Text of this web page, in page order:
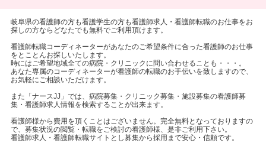
岐阜県の看護師の方も看護学生の方も看護師求人・看護師転職のお仕事をお
探しの方ならどなたでも無料でご利用頂けます。
看護師転職コーディネーターがあなたのご希望条件に合った看護師のお仕事
をとことんお探しいたします。
時にはご希望地域全ての病院・クリニックに問い合わせることも・・・。
あなた専属のコーディネーターが看護師の転職のお手伝いを致しますので、
お気軽にご相談いただけます。
また「ナースJJ」では、病院募集・クリニック募集・施設募集の看護師募
集・看護師求人情報を検索することが出来ます。
看護師様から費用を頂くことはございません。完全無料となっておりますの
で、募集状況の閲覧・転職をご検討の看護師様、是非ご利用下さい。
看護師求人・看護師転職サイトとし募集から採用まで安心・信頼です。